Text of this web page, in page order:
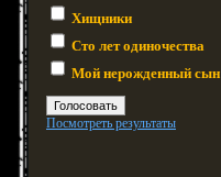
Хищники
Сто лет одиночества
Мой нерожденный сын
Посмотреть результаты